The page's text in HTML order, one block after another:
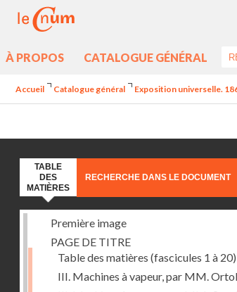
À PROPOS CATALOGUE GÉNÉRAL
Accueil Catalogue général Exposition universelle.
TABLE
DES
MATIÈRES
RECHERCHE DANS LE DOCUMENT
Première image
PAGE DE TITRE
Table des matières (fascicules 1 à 20)
III. Machines à vapeur, par MM.